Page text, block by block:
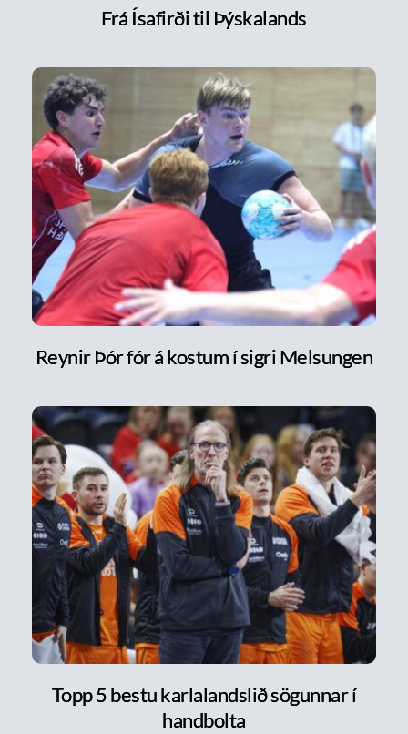
Frá Ísafirði til Þýskalands
Reynir Þór fór á kostum í sigri Melsungen
Topp 5 bestu karlalandslið sögunnar í
handbolta